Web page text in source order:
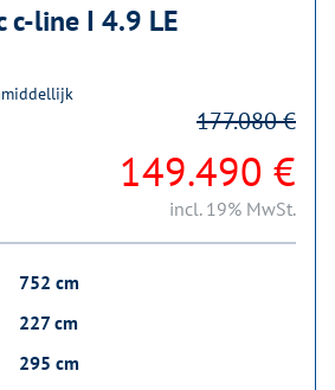
c-line I 4.9 LE
149.490 €
177.080 €
incl. 19% MwSt.
752 cm
227 cm
295 cm